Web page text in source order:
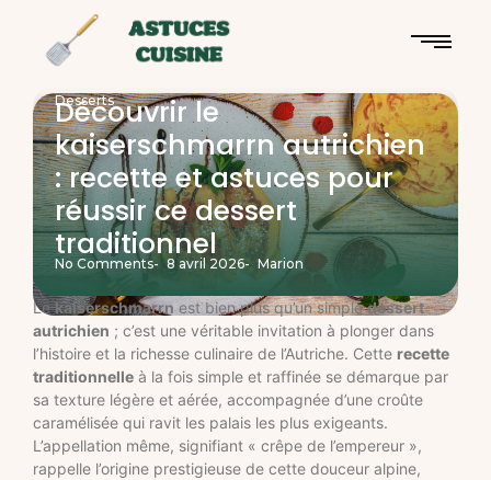
Desserts
Découvrir le
kaiserschmarrn autrichien
: recette et astuces pour
réussir ce dessert
traditionnel
No Comments- 8 avril 2026- Marion
Lekaiserschmarrnest bien plus qu’un simpledessert
autrichien ; c’est une véritable invitation à plonger dans
l’histoire et la richesse culinaire de l’Autriche. Cette recette
traditionnelle à la fois simple et raffinée se démarque par
sa texture légère et aérée, accompagnée d’une croûte
caramélisée qui ravit les palais les plus exigeants.
L’appellation même, signifiant « crêpe de l’empereur »,
rappelle l’origine prestigieuse de cette douceur alpine,